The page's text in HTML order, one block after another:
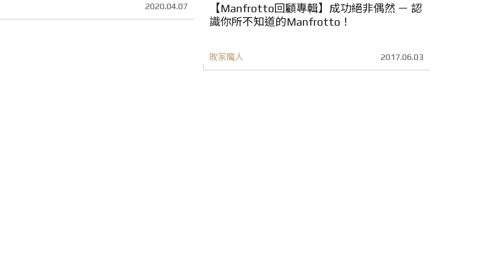
2020.04.07
【Manfrotto回顧專輯】成功絕非偶然 － 認
識你所不知道的Manfrotto！
敗家魔人 2017.06.03